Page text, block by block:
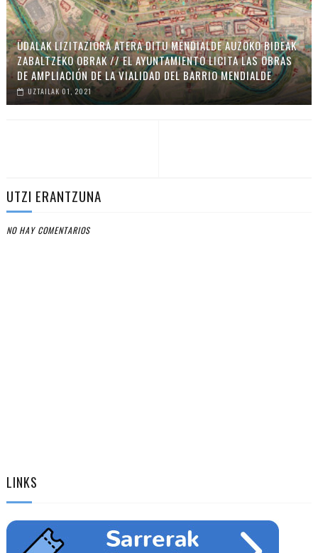
UDALAK LIZITAZIORA ATERA DITU MENDIALDE AUZOKO BIDEAK
ZABALTZEKO OBRAK // EL AYUNTAMIENTO LICITA LAS OBRAS
DE AMPLIACIÓN DE LA VIALIDAD DEL BARRIO MENDIALDE
UZTAILAK 01, 2021
UTZI ERANTZUNA
NO HAY COMENTARIOS
LINKS